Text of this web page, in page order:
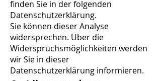
finden Sie in der folgenden
Datenschutzerklärung.
Sie können dieser Analyse
widersprechen. Über die
Widerspruchsmöglichkeiten werden
wir Sie in dieser
Datenschutzerklärung informieren.